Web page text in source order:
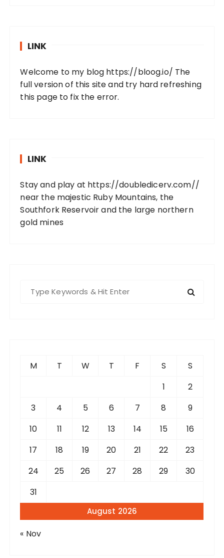
LINK
Welcome to my blog https://bloog.io/ The
full version of this site and try hard refreshing
this page to fix the error.
LINK
Stay and play at https://doubledicerv.com//
near the majestic Ruby Mountains, the
Southfork Reservoir and the large northern
gold mines
August 2026
M T W T F S
S
1
2
3
4 5 6 7 8
9
10
11 12 13 14 15
16
17
18 19 20 21 22
23
24
25 26 27 28 29
30
31
« Nov